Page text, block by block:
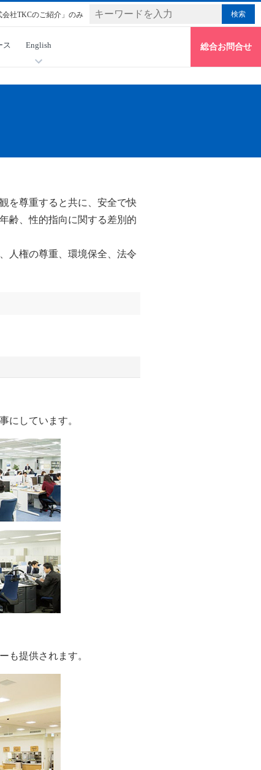
会社TKCのご紹介」のみ
ス English 総合お問合せ
を尊重すると共に、安全で快
齢、性的指向に関する差別的
人権の尊重、環境保全、法令
にしています。
も提供されます。